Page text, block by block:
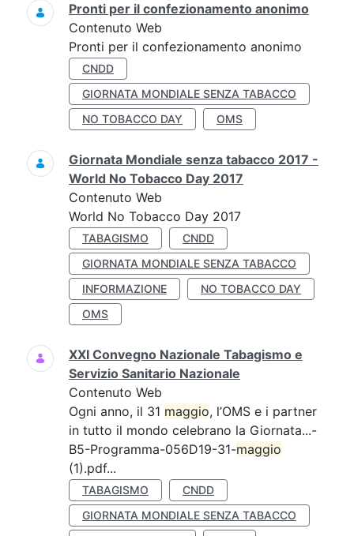
Pronti per il confezionamento anonimo
Contenuto Web
Pronti per il confezionamento anonimo
CNDD
GIORNATA MONDIALE SENZA TABACCO
NO TOBACCO DAY
OMS
Giornata Mondiale senza tabacco 2017 -
World No Tobacco Day 2017
Contenuto Web
World No Tobacco Day 2017
TABAGISMO
CNDD
GIORNATA MONDIALE SENZA TABACCO
INFORMAZIONE
NO TOBACCO DAY
OMS
XXI Convegno Nazionale Tabagismo e
Servizio Sanitario Nazionale
Contenuto Web
Ogni anno, il 31 maggio, l’OMS e i partner
in tutto il mondo celebrano la Giornata...-
B5-Programma-056D19-31-maggio
(1).pdf...
TABAGISMO
CNDD
GIORNATA MONDIALE SENZA TABACCO